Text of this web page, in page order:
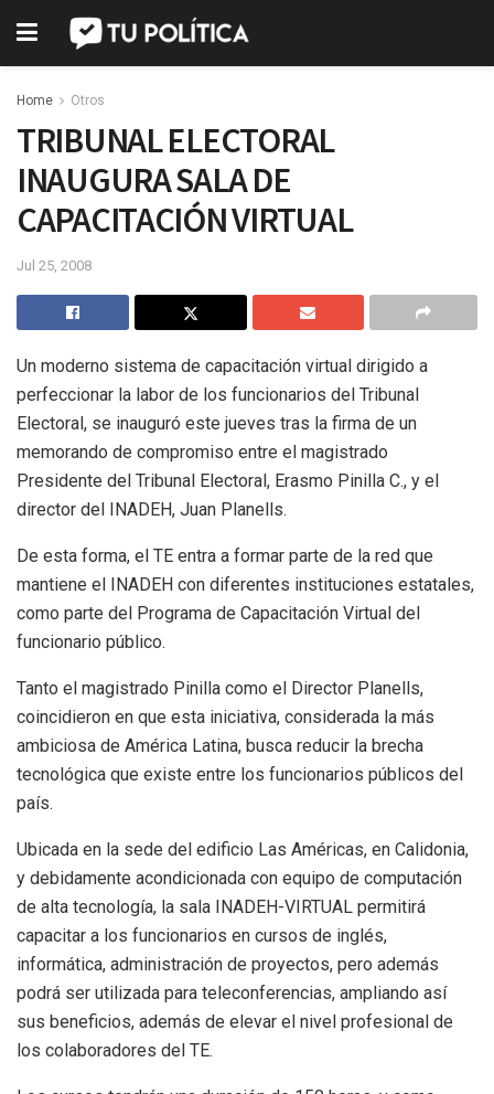
Home Otros
TRIBUNAL ELECTORAL
INAUGURA SALA DE
CAPACITACIÓN VIRTUAL
Jul 25, 2008
Un moderno sistema de capacitación virtual dirigido a
perfeccionar la labor de los funcionarios del Tribunal
Electoral, se inauguró este jueves tras la firma de un
memorando de compromiso entre el magistrado
Presidente del Tribunal Electoral, Erasmo Pinilla C., y el
director del INADEH, Juan Planells.
De esta forma, el TE entra a formar parte de la red que
mantiene el INADEH con diferentes instituciones estatales,
como parte del Programa de Capacitación Virtual del
funcionario público.
Tanto el magistrado Pinilla como el Director Planells,
coincidieron en que esta iniciativa, considerada la más
ambiciosa de América Latina, busca reducir la brecha
tecnológica que existe entre los funcionarios públicos del
país.
Ubicada en la sede del edificio Las Américas, en Calidonia,
y debidamente acondicionada con equipo de computación
de alta tecnología, la sala INADEH-VIRTUAL permitirá
capacitar a los funcionarios en cursos de inglés,
informática, administración de proyectos, pero además
podrá ser utilizada para teleconferencias, ampliando así
sus beneficios, además de elevar el nivel profesional de
los colaboradores del TE.